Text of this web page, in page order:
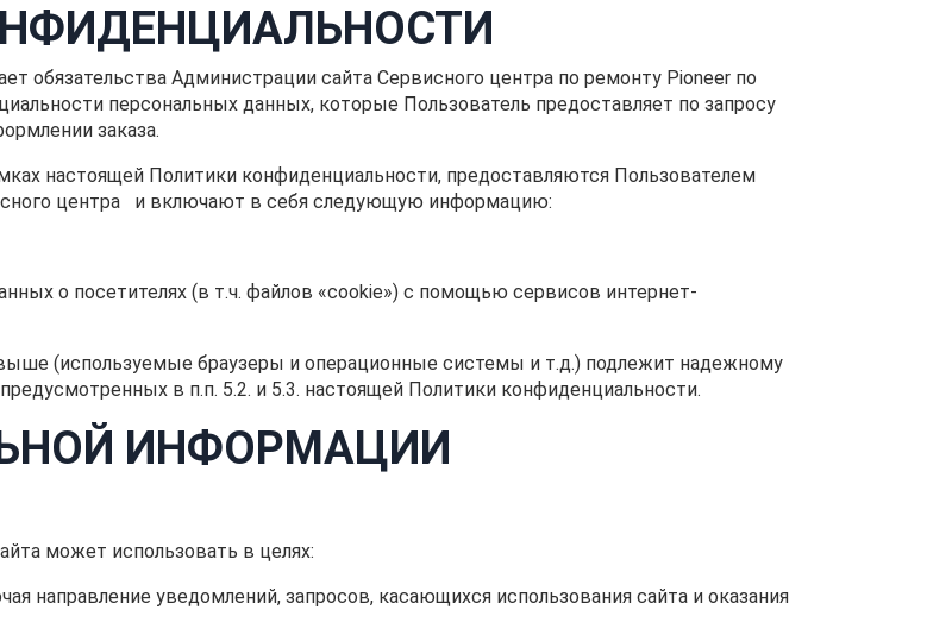
обязательства Администрации сайта Сервисного центра по ремонту Pioneer по
персональных данных, которые Пользователь предоставляет по запросу
заказа.
настоящей Политики конфиденциальности, предоставляются Пользователем
центра и включают в себя следующую информацию:
о посетителях (в т.ч. файлов «cookie») с помощью сервисов интернет-
(используемые браузеры и операционные системы и т.д.) подлежит надежному
в п.п. 5.2. и 5.3. настоящей Политики конфиденциальности.
ИНФОРМАЦИИ
может использовать в целях:
направление уведомлений, запросов, касающихся использования сайта и оказания